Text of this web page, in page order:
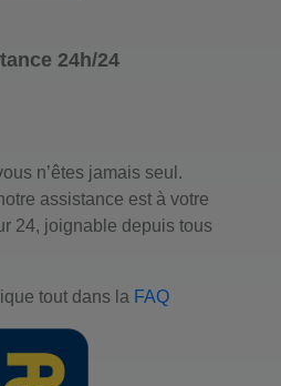
24h/24
n’êtes jamais seul.
assistance est à votre
24, joignable depuis tous
tout dans la FAQ